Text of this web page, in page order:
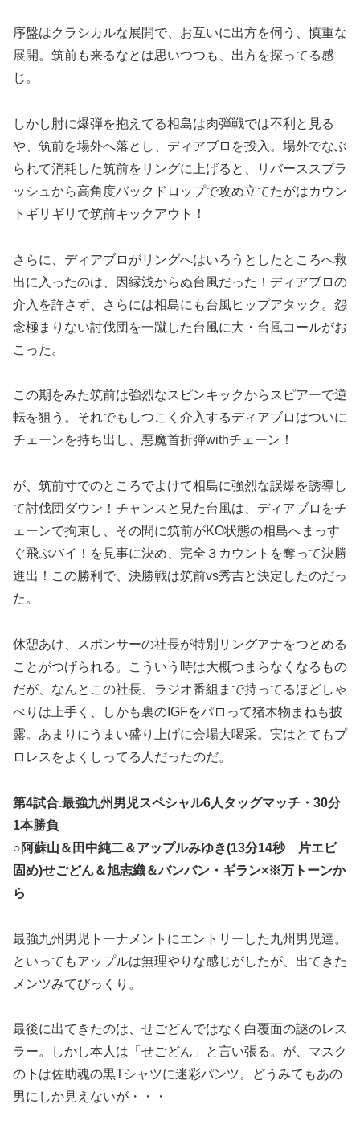
序盤はクラシカルな展開で、お互いに出方を伺う、慎重な
展開。筑前も来るなとは思いつつも、出方を探ってる感
じ。
しかし肘に爆弾を抱えてる相島は肉弾戦では不利と見る
や、筑前を場外へ落とし、ディアブロを投入。場外でなぶ
られて消耗した筑前をリングに上げると、リバーススプラ
ッシュから高角度バックドロップで攻め立てたがはカウン
トギリギリで筑前キックアウト！
さらに、ディアブロがリングへはいろうとしたところへ救
出に入ったのは、因縁浅からぬ台風だった！ディアブロの
介入を許さず、さらには相島にも台風ヒップアタック。怨
念極まりない討伐団を一蹴した台風に大・台風コールがお
こった。
この期をみた筑前は強烈なスピンキックからスピアーで逆
転を狙う。それでもしつこく介入するディアブロはついに
チェーンを持ち出し、悪魔首折弾withチェーン！
が、筑前寸でのところでよけて相島に強烈な誤爆を誘導し
て討伐団ダウン！チャンスと見た台風は、ディアブロをチ
ェーンで拘束し、その間に筑前がKO状態の相島へまっす
ぐ飛ぶバイ！を見事に決め、完全３カウントを奪って決勝
進出！この勝利で、決勝戦は筑前vs秀吉と決定したのだっ
た。
休憩あけ、スポンサーの社長が特別リングアナをつとめる
ことがつげられる。こういう時は大概つまらなくなるもの
だが、なんとこの社長、ラジオ番組まで持ってるほどしゃ
べりは上手く、しかも裏のIGFをパロって猪木物まねも披
露。あまりにうまい盛り上げに会場大喝采。実はとてもプ
ロレスをよくしってる人だったのだ。
第4試合.最強九州男児スペシャル6人タッグマッチ・30分
1本勝負
○阿蘇山＆田中純二＆アップルみゆき(13分14秒 片エビ
固め)せごどん＆旭志織＆バンバン・ギラン×※万トーンか
ら
最強九州男児トーナメントにエントリーした九州男児達。
といってもアップルは無理やりな感じがしたが、出てきた
メンツみてびっくり。
最後に出てきたのは、せごどんではなく白覆面の謎のレス
ラー。しかし本人は「せごどん」と言い張る。が、マスク
の下は佐助魂の黒Tシャツに迷彩パンツ。どうみてもあの
男にしか見えないが・・・